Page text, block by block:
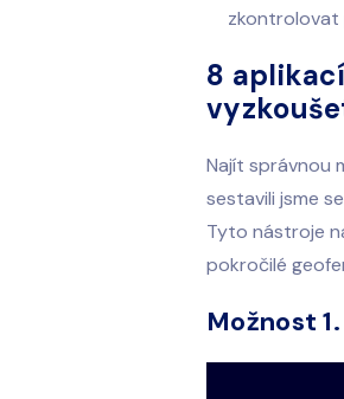
zkontrolovat
8
Najít správnou
sestavili jsme
Tyto nástroje
pokročilé
Možnost